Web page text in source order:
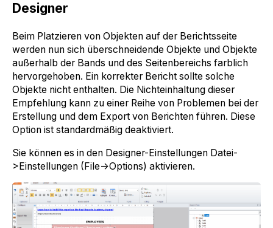
Designer
Beim Platzieren von Objekten auf der Berichtsseite
werden nun sich überschneidende Objekte und Objekte
außerhalb der Bands und des Seitenbereichs farblich
hervorgehoben. Ein korrekter Bericht sollte solche
Objekte nicht enthalten. Die Nichteinhaltung dieser
Empfehlung kann zu einer Reihe von Problemen bei der
Erstellung und dem Export von Berichten führen. Diese
Option ist standardmäßig deaktiviert.
Sie können es in den Designer-Einstellungen Datei-
>Einstellungen (File->Options) aktivieren.